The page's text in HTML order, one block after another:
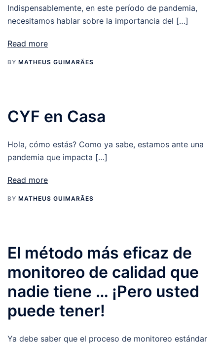
Indispensablemente, en este período de pandemia,
necesitamos hablar sobre la importancia del […]
Read more
BY MATHEUS GUIMARÃES
CYF en Casa
Hola, cómo estás? Como ya sabe, estamos ante una
pandemia que impacta […]
Read more
BY MATHEUS GUIMARÃES
El método más eficaz de
monitoreo de calidad que
nadie tiene … ¡Pero usted
puede tener!
Ya debe saber que el proceso de monitoreo estándar